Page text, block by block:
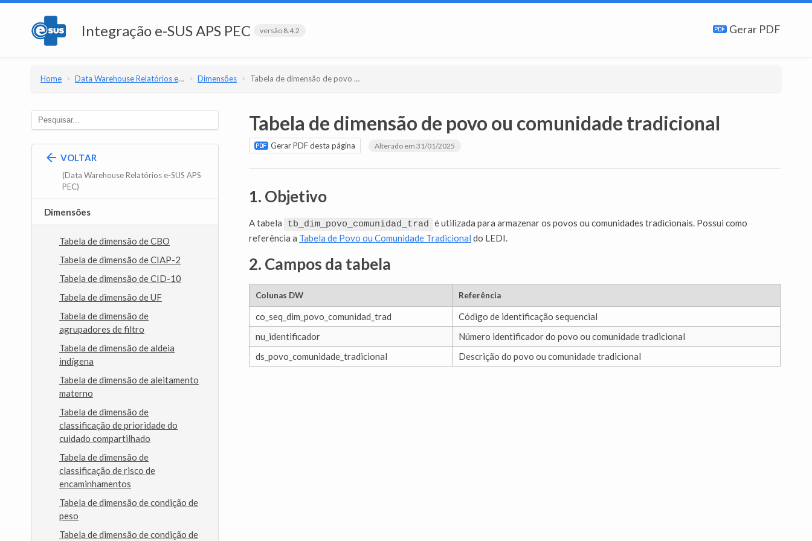
Integração e-SUS APS PEC versão 8.4.2 Gerar PDF
Home Data Warehouse Relatórios e-SUS APS PEC Dimensões Tabela de dimensão de povo ou comunidade tradicional
VOLTAR
(Data Warehouse Relatórios e-SUS APS
PEC)
Dimensões
Tabela de dimensão de CBO
Tabela de dimensão de CIAP-2
Tabela de dimensão de CID-10
Tabela de dimensão de UF
Tabela de dimensão de
agrupadores de filtro
Tabela de dimensão de aldeia
indígena
Tabela de dimensão de aleitamento
materno
Tabela de dimensão de
classificação de prioridade do
cuidado compartilhado
Tabela de dimensão de
classificação de risco de
encaminhamentos
Tabela de dimensão de condição de
peso
Tabela de dimensão de condição de
Tabela de dimensão de povo ou comunidade tradicional
Gerar PDF desta página Alterado em 31/01/2025
1. Objetivo
A tabela tb_dim_povo_comunidad_trad é utilizada para armazenar os povos ou comunidades tradicionais. Possui como
referência a Tabela de Povo ou Comunidade Tradicional do LEDI.
2. Campos da tabela
Colunas DW Referência
co_seq_dim_povo_comunidad_trad
Código de identificação sequencial
nu_identificador
Número identificador do povo ou comunidade tradicional
ds_povo_comunidade_tradicional
Descrição do povo ou comunidade tradicional